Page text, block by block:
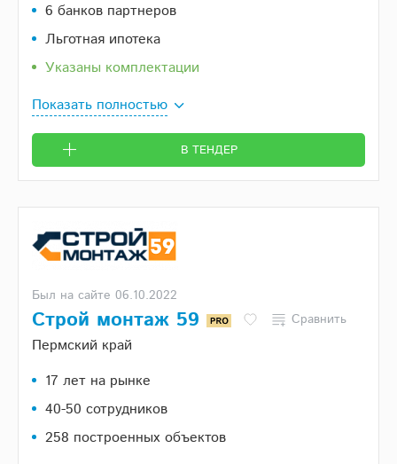
6 банков партнеров
Льготная ипотека
Указаны комплектации
Показать полностью
В ТЕНДЕР
Был на сайте 06.10.2022
Строй монтаж 59 Сравнить
Пермский край
17 лет на рынке
40-50 сотрудников
258 построенных объектов